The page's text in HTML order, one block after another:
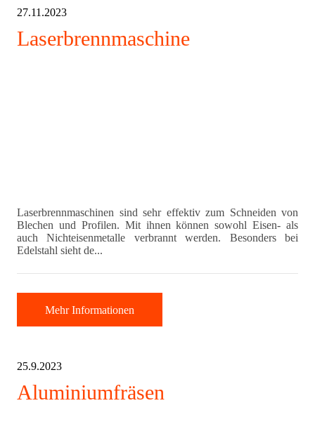
27.11.2023
Laserbrennmaschine
Laserbrennmaschinen sind sehr effektiv zum Schneiden von
Blechen und Profilen. Mit ihnen können sowohl Eisen- als
auch Nichteisenmetalle verbrannt werden. Besonders bei
Edelstahl sieht de...
Mehr Informationen
25.9.2023
Aluminiumfräsen